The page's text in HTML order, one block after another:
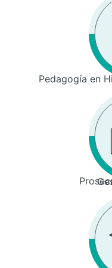
Pedagogía en